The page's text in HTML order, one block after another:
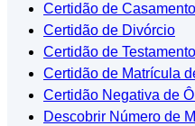
Certidão de Casamento
Certidão de Divórcio
Certidão de Testamento
Certidão de Matrícula
Certidão Negativa de
Descobrir Número de